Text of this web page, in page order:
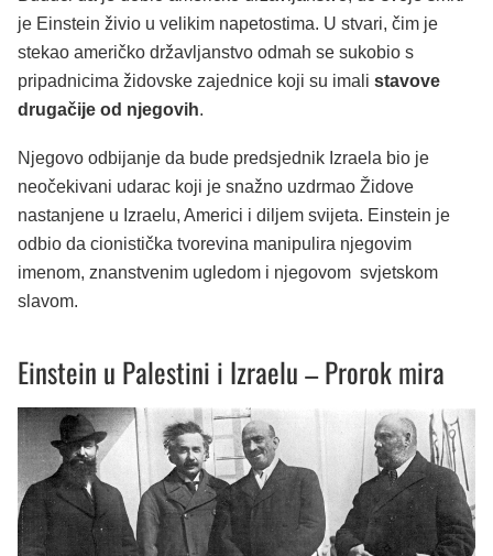
je Einstein živio u velikim napetostima. U stvari, čim je
stekao američko državljanstvo odmah se sukobio s
pripadnicima židovske zajednice koji su imali stavove
drugačije od njegovih.
Njegovo odbijanje da bude predsjednik Izraela bio je
neočekivani udarac koji je snažno uzdrmao Židove
nastanjene u Izraelu, Americi i diljem svijeta. Einstein je
odbio da cionistička tvorevina manipulira njegovim
imenom, znanstvenim ugledom i njegovom svjetskom
slavom.
Einstein u Palestini i Izraelu – Prorok mira